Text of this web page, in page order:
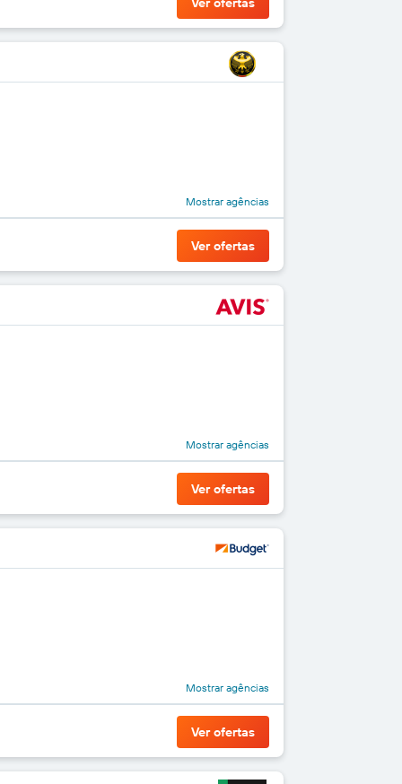
Mostrar agências
Ver ofertas
Mostrar agências
Ver ofertas
Mostrar agências
Ver ofertas